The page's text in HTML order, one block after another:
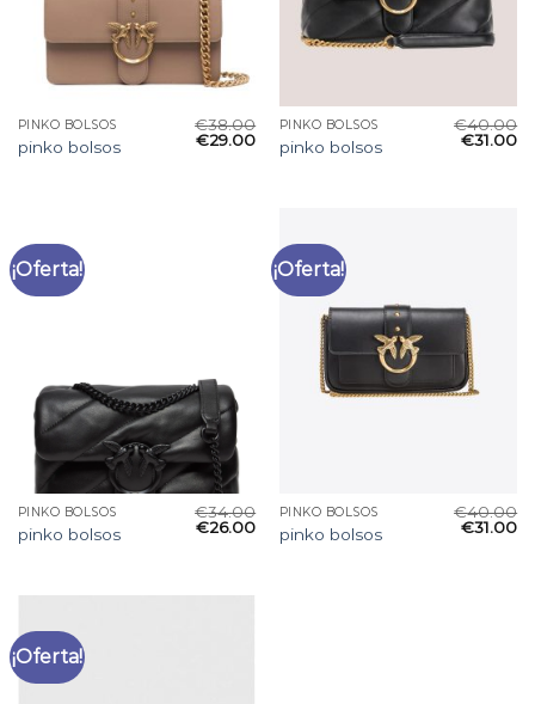
PINKO BOLSOS
pinko bolsos
€38.00
€29.00
PINKO BOLSOS
pinko bolsos
€40.00
€31.00
¡Oferta!
PINKO BOLSOS
pinko bolsos
€34.00
€26.00
¡Oferta!
PINKO BOLSOS
pinko bolsos
€40.00
€31.00
¡Oferta!